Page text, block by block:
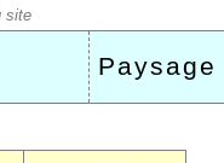
Paysage